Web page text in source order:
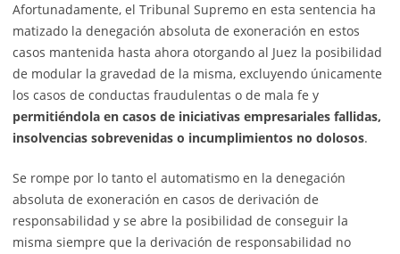
Afortunadamente, el Tribunal Supremo en esta sentencia ha
matizado la denegación absoluta de exoneración en estos
casos mantenida hasta ahora otorgando al Juez la posibilidad
de modular la gravedad de la misma, excluyendo únicamente
los casos de conductas fraudulentas o de mala fe y
permitiéndola en casos de iniciativas empresariales fallidas,
insolvencias sobrevenidas o incumplimientos no dolosos.
Se rompe por lo tanto el automatismo en la denegación
absoluta de exoneración en casos de derivación de
responsabilidad y se abre la posibilidad de conseguir la
misma siempre que la derivación de responsabilidad no